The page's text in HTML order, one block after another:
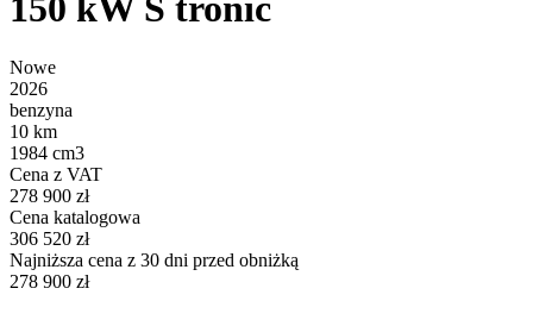
150 kW S tronic
Nowe
2026
benzyna
10 km
1984 cm3
Cena z VAT
278 900 zł
Cena katalogowa
306 520 zł
Najniższa cena z 30 dni przed obniżką
278 900 zł